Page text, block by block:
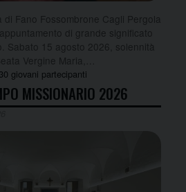
di Fano Fossombrone Cagli Pergola
di grande significato
Sabato 15 agosto 2026, solennità
Vergine Maria,…
giovani partecipanti
MISSIONARIO 2026